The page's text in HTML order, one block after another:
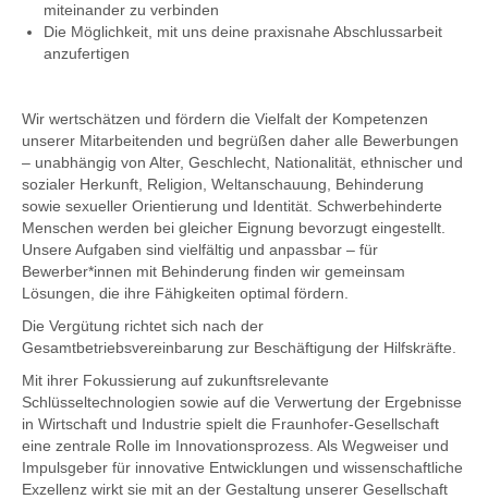
miteinander zu verbinden
Die Möglichkeit, mit uns deine praxisnahe Abschlussarbeit
anzufertigen
Wir wertschätzen und fördern die Vielfalt der Kompetenzen
unserer Mitarbeitenden und begrüßen daher alle Bewerbungen
– unabhängig von Alter, Geschlecht, Nationalität, ethnischer und
sozialer Herkunft, Religion, Weltanschauung, Behinderung
sowie sexueller Orientierung und Identität. Schwerbehinderte
Menschen werden bei gleicher Eignung bevorzugt eingestellt.
Unsere Aufgaben sind vielfältig und anpassbar – für
Bewerber*innen mit Behinderung finden wir gemeinsam
Lösungen, die ihre Fähigkeiten optimal fördern.
Die Vergütung richtet sich nach der
Gesamtbetriebsvereinbarung zur Beschäftigung der Hilfskräfte.
Mit ihrer Fokussierung auf zukunftsrelevante
Schlüsseltechnologien sowie auf die Verwertung der Ergebnisse
in Wirtschaft und Industrie spielt die Fraunhofer-Gesellschaft
eine zentrale Rolle im Innovationsprozess. Als Wegweiser und
Impulsgeber für innovative Entwicklungen und wissenschaftliche
Exzellenz wirkt sie mit an der Gestaltung unserer Gesellschaft